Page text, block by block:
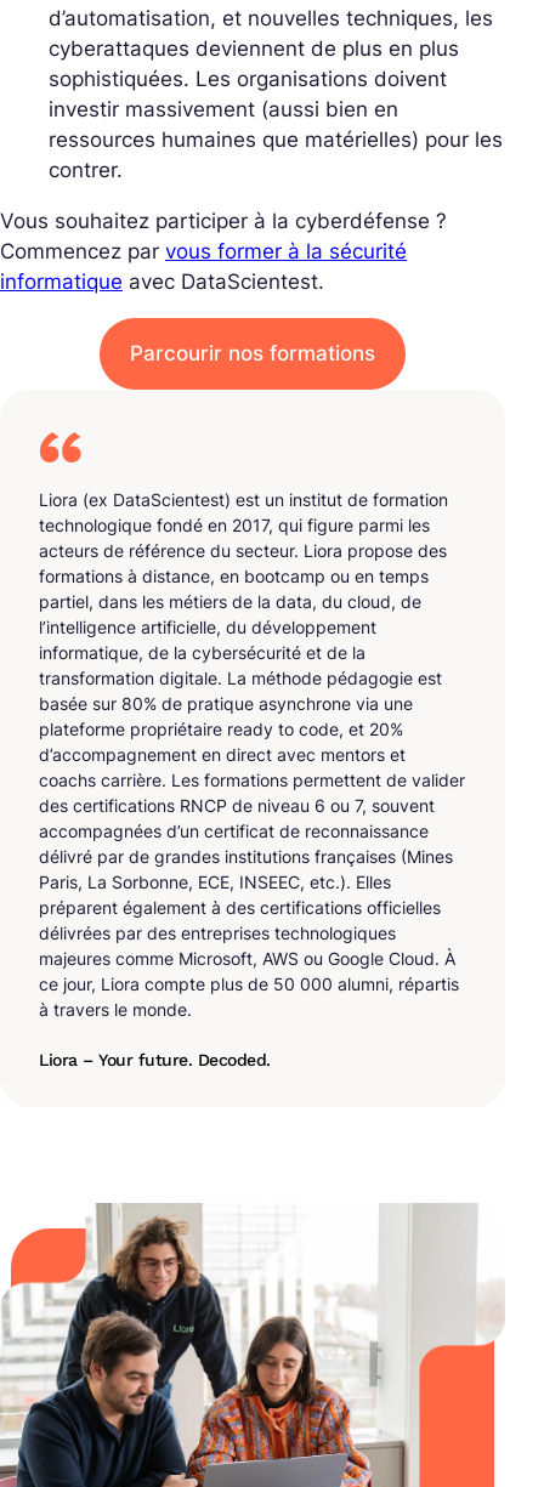
d’automatisation, et nouvelles techniques, les
cyberattaques deviennent de plus en plus
sophistiquées. Les organisations doivent
investir massivement (aussi bien en
ressources humaines que matérielles) pour les
contrer.
Vous souhaitez participer à la cyberdéfense ?
Commencez par vous former à la sécurité
informatique avec DataScientest.
Parcourir nos formations
Liora (ex DataScientest) est un institut de formation
technologique fondé en 2017, qui figure parmi les
acteurs de référence du secteur. Liora propose des
formations à distance, en bootcamp ou en temps
partiel, dans les métiers de la data, du cloud, de
l’intelligence artificielle, du développement
informatique, de la cybersécurité et de la
transformation digitale. La méthode pédagogie est
basée sur 80% de pratique asynchrone via une
plateforme propriétaire ready to code, et 20%
d’accompagnement en direct avec mentors et
coachs carrière. Les formations permettent de valider
des certifications RNCP de niveau 6 ou 7, souvent
accompagnées d’un certificat de reconnaissance
délivré par de grandes institutions françaises (Mines
Paris, La Sorbonne, ECE, INSEEC, etc.). Elles
préparent également à des certifications officielles
délivrées par des entreprises technologiques
majeures comme Microsoft, AWS ou Google Cloud. À
ce jour, Liora compte plus de 50 000 alumni, répartis
à travers le monde.
Liora – Your future. Decoded.